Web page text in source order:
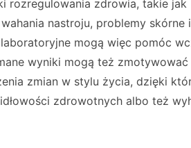
rozregulowania zdrowia, takie jak
nastroju, problemy skórne i
mogą więc pomóc
wyniki mogą też zmotywować
zmian w stylu życia, dzięki
zdrowotnych albo też